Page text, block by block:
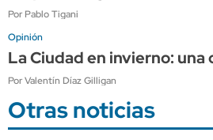
Por Pablo Tigani
Opinión
La Ciudad en invierno:
Por Valentín Díaz Gilligan
Otras noticias